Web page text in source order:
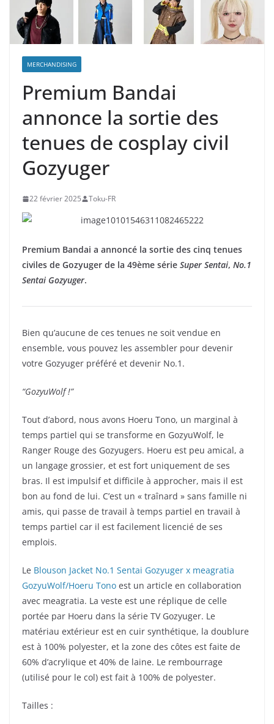
MERCHANDISING
Premium Bandai
annonce la sortie des
tenues de cosplay civil
Gozyuger
22 février 2025 Toku-FR
Premium Bandai a annoncé la sortie des cinq tenues
civiles de Gozyuger de la 49ème série Super Sentai, No.1
Sentai Gozyuger.
Bien qu’aucune de ces tenues ne soit vendue en
ensemble, vous pouvez les assembler pour devenir
votre Gozyuger préféré et devenir No.1.
“GozyuWolf !”
Tout d’abord, nous avons Hoeru Tono, un marginal à
temps partiel qui se transforme en GozyuWolf, le
Ranger Rouge des Gozyugers. Hoeru est peu amical, a
un langage grossier, et est fort uniquement de ses
bras. Il est impulsif et difficile à approcher, mais il est
bon au fond de lui. C’est un « traînard » sans famille ni
amis, qui passe de travail à temps partiel en travail à
temps partiel car il est facilement licencié de ses
emplois.
Le Blouson Jacket No.1 Sentai Gozyuger x meagratia
GozyuWolf/Hoeru Tono est un article en collaboration
avec meagratia. La veste est une réplique de celle
portée par Hoeru dans la série TV Gozyuger. Le
matériau extérieur est en cuir synthétique, la doublure
est à 100% polyester, et la zone des côtes est faite de
60% d’acrylique et 40% de laine. Le rembourrage
(utilisé pour le col) est fait à 100% de polyester.
Tailles :